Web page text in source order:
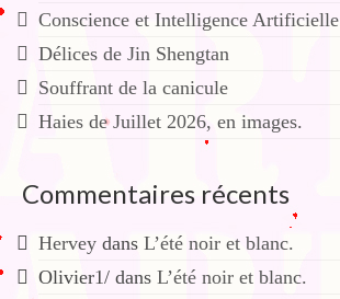
Conscience et Intelligence Artificielle
Délices de Jin Shengtan
Souffrant de la canicule
Haies de Juillet 2026, en images.
Commentaires récents
Hervey dans L’été noir et blanc.
Olivier1/ dans L’été noir et blanc.